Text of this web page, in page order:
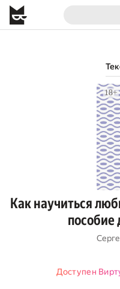
Как научиться
пособие
Доступен